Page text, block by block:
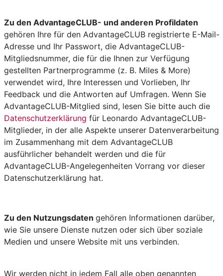
Zu den AdvantageCLUB- und anderen Profildaten
gehören Ihre für den AdvantageCLUB registrierte E-Mail-
Adresse und Ihr Passwort, die AdvantageCLUB-
Mitgliedsnummer, die für die Ihnen zur Verfügung
gestellten Partnerprogramme (z. B. Miles & More)
verwendet wird, Ihre Interessen und Vorlieben, Ihr
Feedback und die Antworten auf Umfragen. Wenn Sie
AdvantageCLUB-Mitglied sind, lesen Sie bitte auch die
Datenschutzerklärung für Leonardo AdvantageCLUB-
Mitglieder, in der alle Aspekte unserer Datenverarbeitung
im Zusammenhang mit dem AdvantageCLUB
ausführlicher behandelt werden und die für
AdvantageCLUB-Angelegenheiten Vorrang vor dieser
Datenschutzerklärung hat.
Zu den Nutzungsdaten gehören Informationen darüber,
wie Sie unsere Dienste nutzen oder sich über soziale
Medien und unsere Website mit uns verbinden.
Wir werden nicht in jedem Fall alle oben genannten